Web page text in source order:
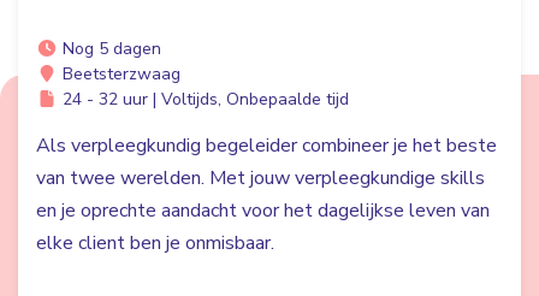
Nog 5 dagen
Beetsterzwaag
24 - 32 uur | Voltijds, Onbepaalde tijd
Als verpleegkundig begeleider combineer je het beste
van twee werelden. Met jouw verpleegkundige skills
en je oprechte aandacht voor het dagelijkse leven van
elke client ben je onmisbaar.